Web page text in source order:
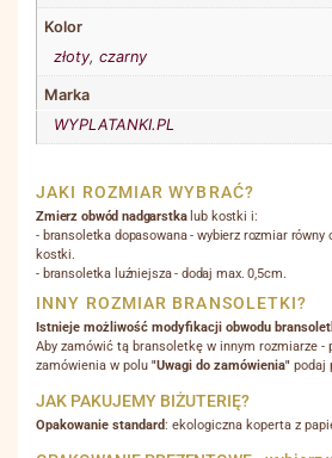
Kolor
złoty, czarny
Marka
WYPLATANKI.PL
JAKI ROZMIAR WYBRAĆ?
Zmierz obwód nadgarstkalub kostki i:
- bransoletka dopasowana - wybierz rozmiar równy
kostki.
- bransoletka luźniejsza - dodaj max. 0,5cm.
INNY ROZMIAR BRANSOLETKI?
Istnieje możliwość modyfikacji obwodu
Aby zamówić tą bransoletkę w innym rozmiarze -
zamówienia w polu "Uwagi do zamówienia" podaj
JAK PAKUJEMY BIŻUTERIĘ?
Opakowanie standard: ekologiczna koperta z